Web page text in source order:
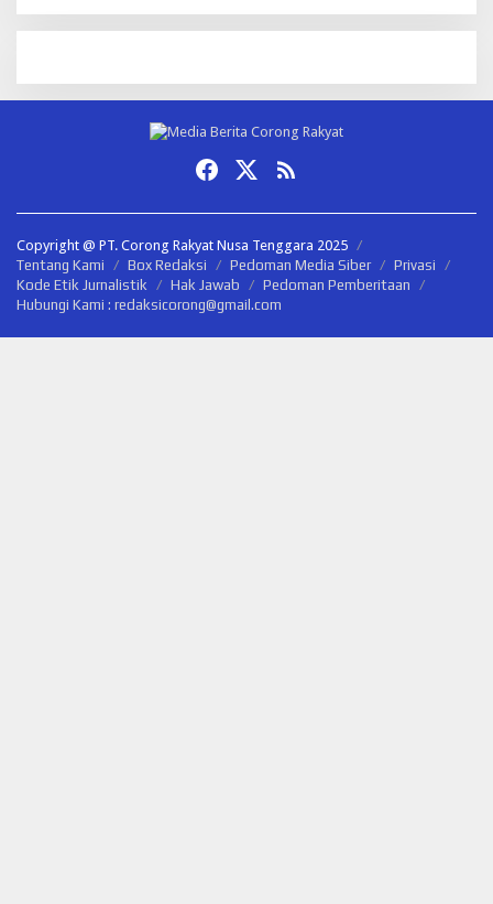
Copyright @ PT. Corong Rakyat Nusa Tenggara 2025
Tentang Kami
Box Redaksi Pedoman Media Siber
Privasi
Kode Etik Jurnalistik
Hak Jawab
Pedoman Pemberitaan
Hubungi Kami : redaksicorong@gmail.com